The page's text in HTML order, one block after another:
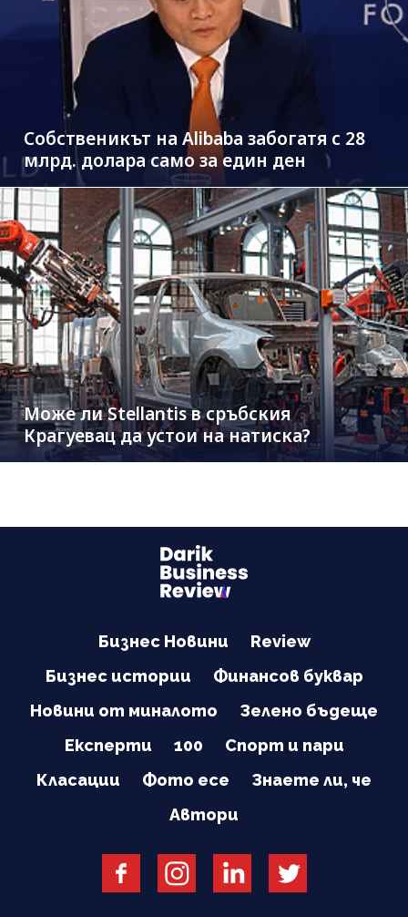
Собственикът на Alibaba забогатя с 28
млрд. долара само за един ден
Може ли Stellantis в сръбския
Крагуевац да устои на натиска?
Бизнес Новини
Review
Бизнес истории
Финансов буквар
Новини от миналото
Зелено бъдеще
Експерти
100
Спорт и пари
Класации
Фото есе
Знаете ли, че
Автори